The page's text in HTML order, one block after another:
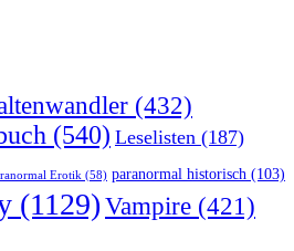
(432)
(540) Leselisten (187)
Erotik (58) paranormal historisch (103)
(1129) Vampire (421)